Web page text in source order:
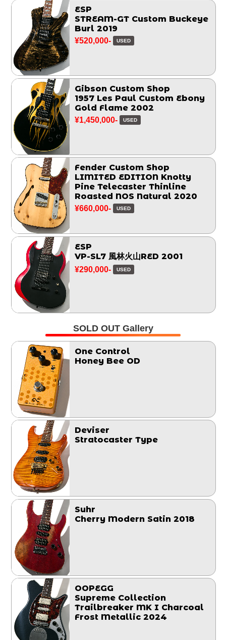
ESP
STREAM-GT Custom Buckeye
Burl 2019
¥520,000- USED
Gibson Custom Shop
1957 Les Paul Custom Ebony
Gold Flame 2002
¥1,450,000- USED
Fender Custom Shop
LIMITED EDITION Knotty
Pine Telecaster Thinline
Roasted NOS Natural 2020
¥660,000- USED
ESP
VP-SL7 風林火山RED 2001
¥290,000- USED
SOLD OUT Gallery
One Control
Honey Bee OD
Deviser
Stratocaster Type
Suhr
Cherry Modern Satin 2018
OOPEGG
Supreme Collection
Trailbreaker MK I Charcoal
Frost Metallic 2024